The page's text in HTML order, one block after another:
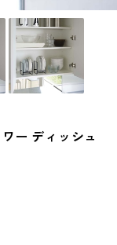
ー ディッシュ